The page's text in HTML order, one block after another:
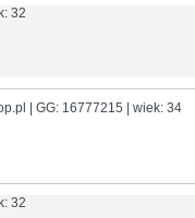
32
| GG: 16777215 | wiek: 34
32